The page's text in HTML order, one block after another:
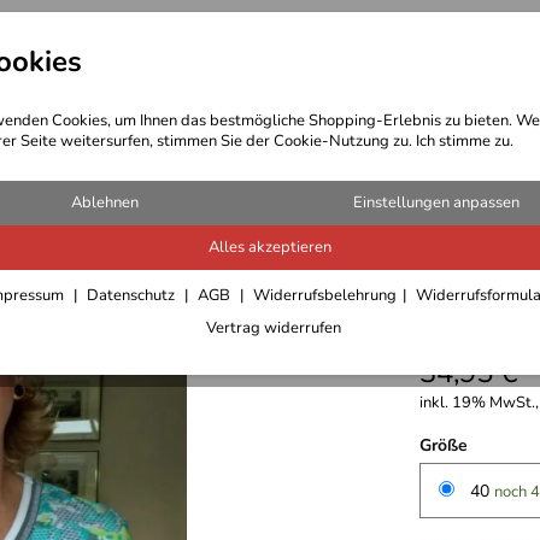
Cookies, um Ihnen das bestmögliche Shopping-Erlebnis zu bieten.
Seite weitersurfen, stimmen Sie der Cookie-Nutzung zu. Ich stimme zu.
Ablehnen Einstellungen anpassen
Alles akzeptieren
Datenschutz AGB Widerrufsbelehrung
Vertrag widerrufen
Bekleidung Outdoor Ausrüstung
Canyon
34,95 €
inkl. 19%
Größe
40 noch